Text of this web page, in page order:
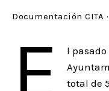
Documentación CITA
E
l pasado
total de